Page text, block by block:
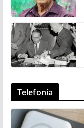
Telefonia